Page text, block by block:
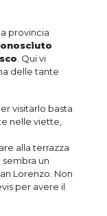
provincia
. Qui vi
delle tante
visitarlo basta
nelle viette,
alla terrazza
un
Lorenzo. Non
per avere il